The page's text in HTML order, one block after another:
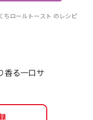
ちロールトースト のレシピ
香る一口サ